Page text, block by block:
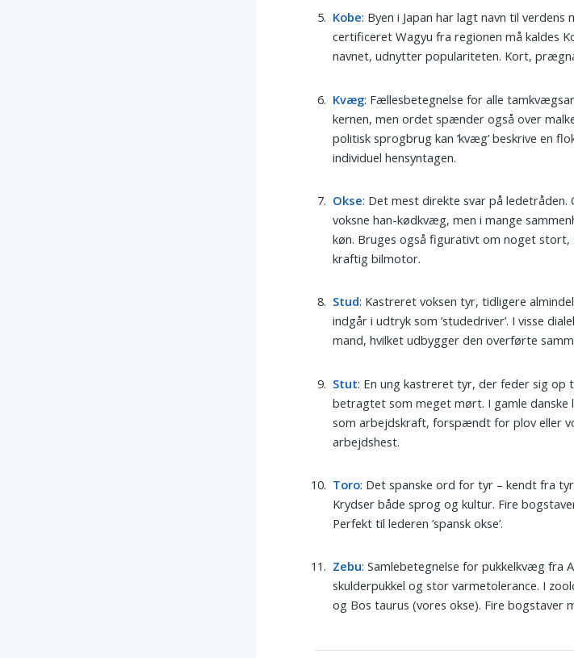
Kobe: Byen i Japan har lagt navn til
certificeret Wagyu fra regionen må kaldes
navnet, udnytter populariteten. Kort,
Kvæg: Fællesbetegnelse for alle
kernen, men ordet spænder også over
politisk sprogbrug kan ’kvæg’ beskrive en
individuel hensyntagen.
Okse: Det mest direkte svar på
voksne han-kødkvæg, men i mange
køn. Bruges også figurativt om noget
kraftig bilmotor.
Stud: Kastreret voksen tyr, tidligere
indgår i udtryk som ’studedriver’. I visse
mand, hvilket udbygger den overførte
Stut: En ung kastreret tyr, der feder sig
betragtet som meget mørt. I gamle
som arbejdskraft, forspændt for plov eller
arbejdshest.
Toro: Det spanske ord for tyr – kendt fra
Krydser både sprog og kultur. Fire
Perfekt til lederen ’spansk okse’.
Zebu: Samlebetegnelse for pukkelkvæg fra
skulderpukkel og stor varmetolerance. I
og Bos taurus (vores okse). Fire